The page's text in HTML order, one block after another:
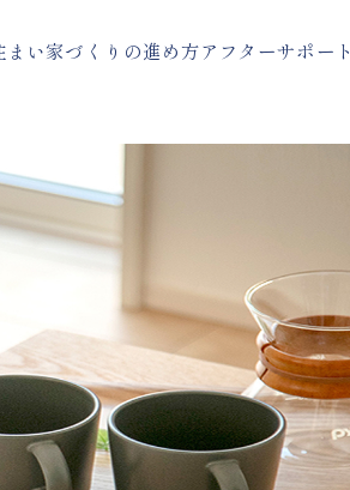
まい家づくりの進め方アフターサポート